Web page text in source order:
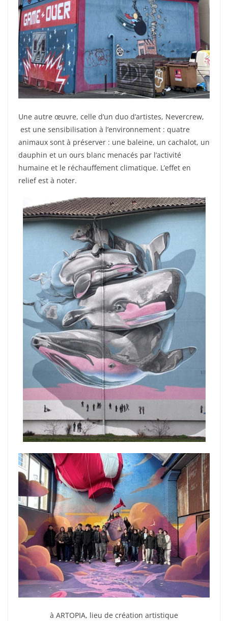
Une autre œuvre, celle d’un duo d’artistes, Nevercrew,
est une sensibilisation à l’environnement : quatre
animaux sont à préserver : une baleine, un cachalot, un
dauphin et un ours blanc menacés par l’activité
humaine et le réchauffement climatique. L’effet en
relief est à noter.
à ARTOPIA, lieu de création artistique